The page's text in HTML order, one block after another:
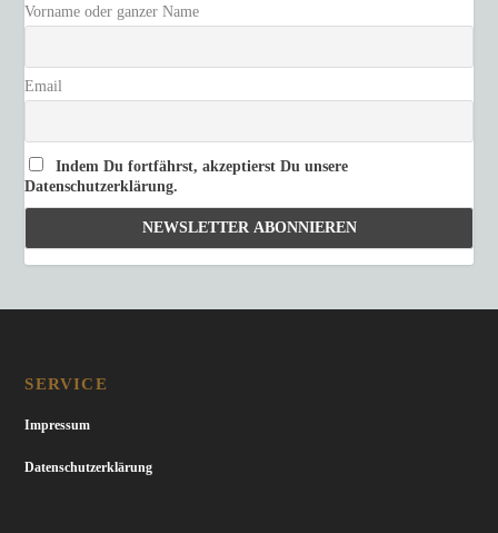
Vorname oder ganzer Name
Email
Indem Du fortfährst, akzeptierst Du unsere
Datenschutzerklärung.
SERVICE
Impressum
Datenschutzerklärung